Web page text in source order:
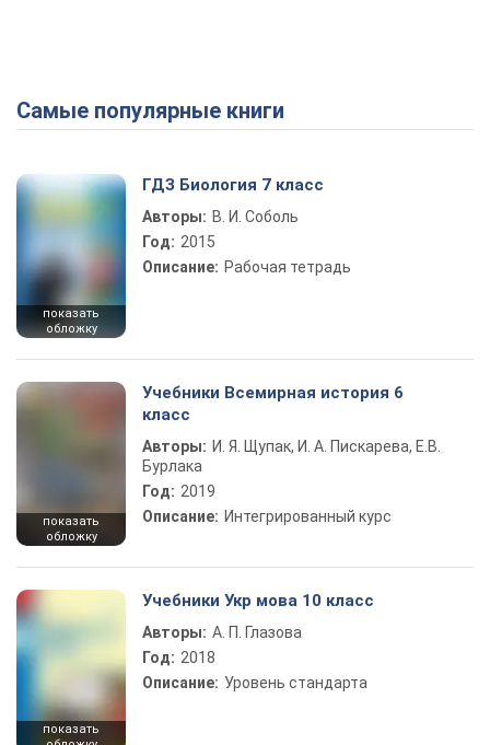
Самые популярные книги
показать
обложку
ГДЗ Биология 7 класс
Авторы: В. И. Соболь
Год: 2015
Описание: Рабочая тетрадь
показать
обложку
Учебники Всемирная история 6
класс
Авторы: И. Я. Щупак, И. А. Пискарева, Е.В.
Бурлака
Год: 2019
Описание: Интегрированный курс
показать
Учебники Укр мова 10 класс
Авторы: А. П. Глазова
Год: 2018
Описание: Уровень стандарта